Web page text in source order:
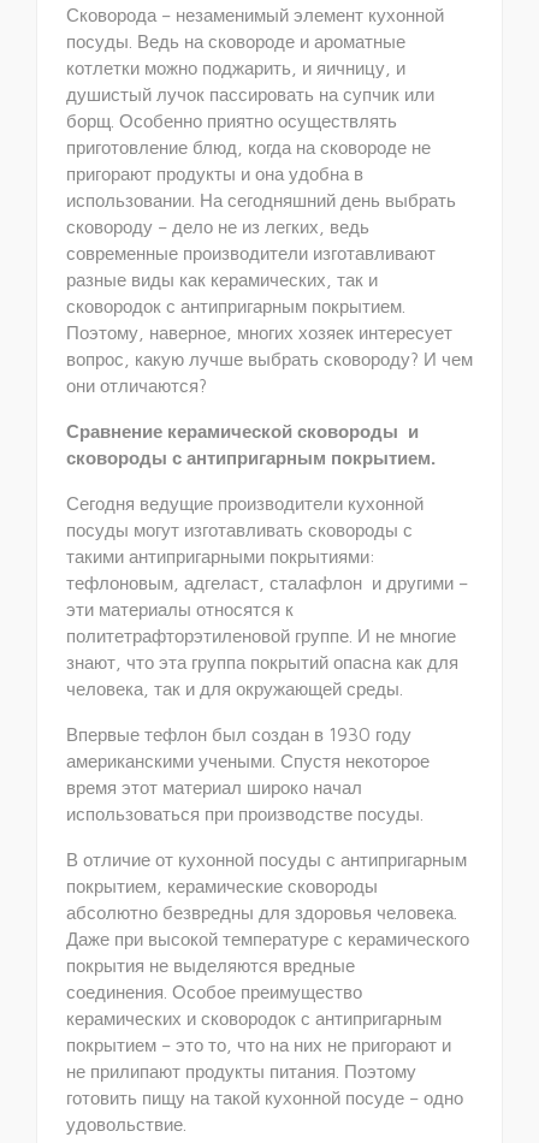
Сковорода – незаменимый элемент кухонной
посуды. Ведь на сковороде и ароматные
котлетки можно поджарить, и яичницу, и
душистый лучок пассировать на супчик или
борщ. Особенно приятно осуществлять
приготовление блюд, когда на сковороде не
пригорают продукты и она удобна в
использовании. На сегодняшний день выбрать
сковороду – дело не из легких, ведь
современные производители изготавливают
разные виды как керамических, так и
сковородок с антипригарным покрытием.
Поэтому, наверное, многих хозяек интересует
вопрос, какую лучше выбрать сковороду? И чем
они отличаются?
Сравнение керамической сковороды и
сковороды с антипригарным покрытием.
Сегодня ведущие производители кухонной
посуды могут изготавливать сковороды с
такими антипригарными покрытиями:
тефлоновым, адгеласт, сталафлон и другими –
эти материалы относятся к
политетрафторэтиленовой группе. И не многие
знают, что эта группа покрытий опасна как для
человека, так и для окружающей среды.
Впервые тефлон был создан в 1930 году
американскими учеными. Спустя некоторое
время этот материал широко начал
использоваться при производстве посуды.
В отличие от кухонной посуды с антипригарным
покрытием, керамические сковороды
абсолютно безвредны для здоровья человека.
Даже при высокой температуре с керамического
покрытия не выделяются вредные
соединения. Особое преимущество
керамических и сковородок с антипригарным
покрытием – это то, что на них не пригорают и
не прилипают продукты питания. Поэтому
готовить пищу на такой кухонной посуде – одно
удовольствие.